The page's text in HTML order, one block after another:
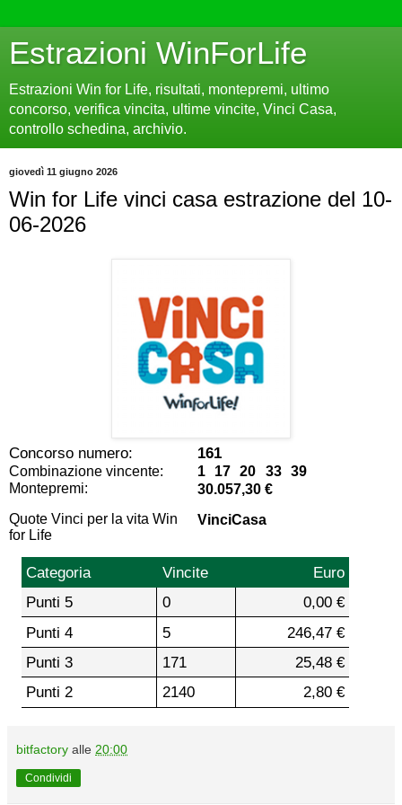
Estrazioni WinForLife
Estrazioni Win for Life, risultati, montepremi, ultimo
concorso, verifica vincita, ultime vincite, Vinci Casa,
controllo schedina, archivio.
giovedì 11 giugno 2026
Win for Life vinci casa estrazione del 10-
06-2026
Concorso numero: 161
Combinazione vincente:
1 17 20 33 39
Montepremi:
30.057,30 €
Quote Vinci per la vita Win
for Life
VinciCasa
Categoria Vincite
Euro
Punti 5
0
0,00 €
Punti 4
5
246,47 €
Punti 3
171
25,48 €
Punti 2
2140 2,80 €
bitfactory alle 20:00
Condividi